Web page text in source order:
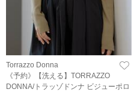
Torrazzo Donna
《予約》【洗える】TORRAZZO
DONNA/トラッゾドンナ ビジューポロ